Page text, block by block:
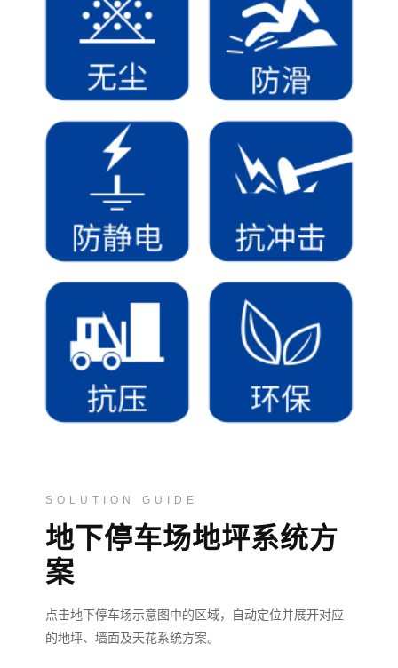
SOLUTION GUIDE
地下停车场地坪系统方
案
点击地下停车场示意图中的区域，自动定位并展开对应
的地坪、墙面及天花系统方案。